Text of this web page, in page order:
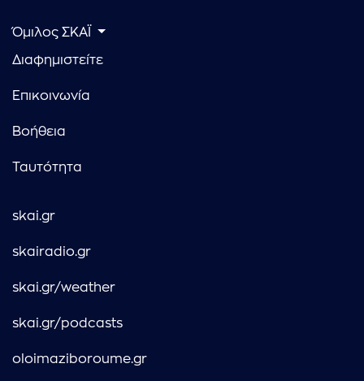
Όμιλος ΣΚΑΪ
Διαφημιστείτε
Επικοινωνία
Βοήθεια
Ταυτότητα
skai.gr
skairadio.gr
skai.gr/weather
skai.gr/podcasts
oloimaziboroume.gr